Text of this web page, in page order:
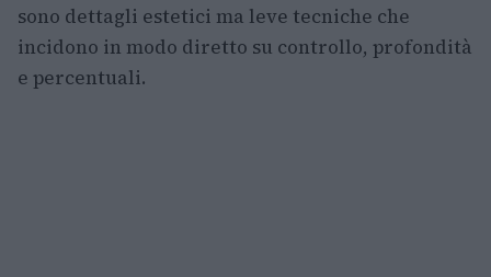
sono dettagli estetici ma leve tecniche che
incidono in modo diretto su controllo, profondità
e percentuali.